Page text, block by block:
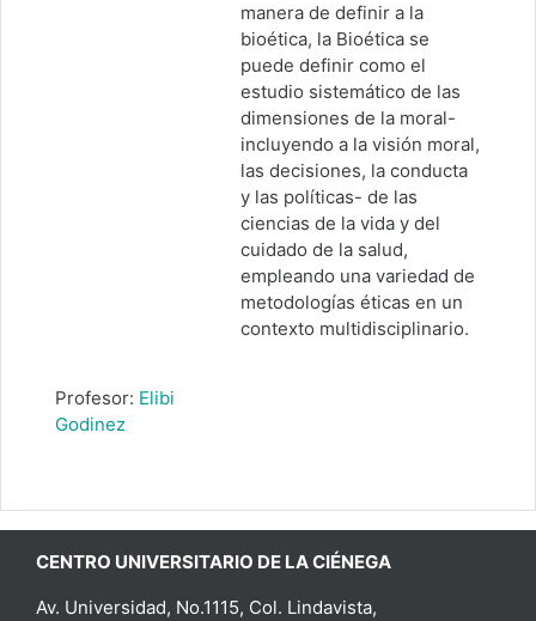
manera de definir a la
bioética, la Bioética se
puede definir como el
estudio sistemático de las
dimensiones de la moral-
incluyendo a la visión moral,
las decisiones, la conducta
y las políticas- de las
ciencias de la vida y del
cuidado de la salud,
empleando una variedad de
metodologías éticas en un
contexto multidisciplinario.
Profesor: Elibi
Godinez
CENTRO UNIVERSITARIO DE LA CIÉNEGA
Av. Universidad, No.1115, Col. Lindavista,